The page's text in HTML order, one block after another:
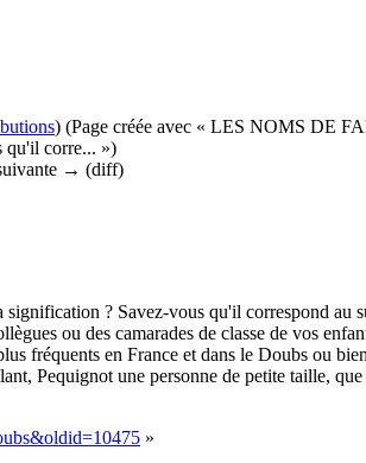
) (Page créée avec « LES NOMS DE
qu'il corre... »)
→ (diff)
? Savez-vous qu'il correspond au
ou des camarades de classe de vos
fréquents en France et dans le Doubs ou
Pequignot une personne de petite taille,
»